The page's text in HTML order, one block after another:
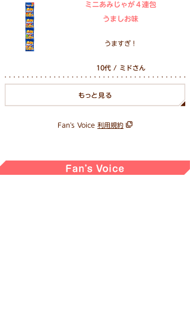
ミニあみじゃが４連包
うましお味
うますぎ！
10代 / ミドさん
Fan's Voice利用規約